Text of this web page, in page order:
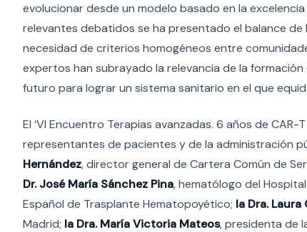
evolucionar desde un modelo basado en la
relevantes debatidos se ha presentado el balance de
necesidad de criterios homogéneos entre
expertos han subrayado la relevancia de la
futuro para lograr un sistema sanitario en el que
El ‘VI Encuentro Terapias avanzadas. 6 años de
representantes de pacientes y de la administración
Hernández, director general de Cartera Común de
Dr. José María Sánchez Pina, hematólogo del
Español de Trasplante Hematopoyético; la Dra.
Madrid; la Dra. María Victoria Mateos, presidenta de